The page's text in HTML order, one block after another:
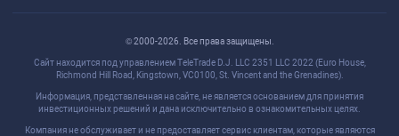
© 2000-2026. Все права защищены.
Сайт находится под управлением TeleTrade D.J. LLC 2351 LLC 2022 (Euro House,
Richmond Hill Road, Kingstown, VC0100, St. Vincent and the Grenadines).
Информация, представленная на сайте, не является основанием для принятия
инвестиционных решений и дана исключительно в ознакомительных целях.
Компания не обслуживает и не предоставляет сервис клиентам, которые являются